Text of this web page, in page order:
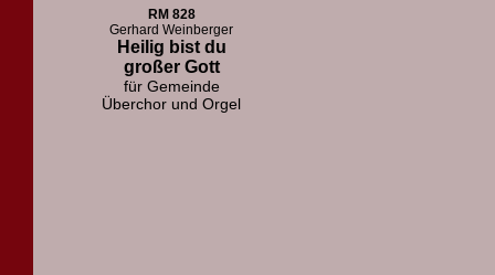
RM 828
Gerhard Weinberger
Heilig bist du
großer Gott
für Gemeinde
Überchor und Orgel